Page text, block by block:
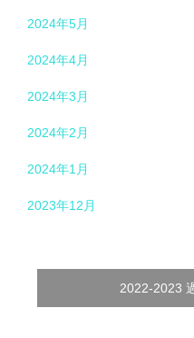
2024年5月
2024年4月
2024年3月
2024年2月
2024年1月
2023年12月
2022-2023